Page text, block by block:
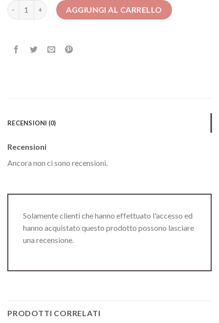
abiti twin set quantitàAGGIUNGI AL CARRELLO
RECENSIONI (0)
Recensioni
Ancora non ci sono recensioni.
Solamente clienti che hanno effettuato l'accesso ed
hanno acquistato questo prodotto possono lasciare
una recensione.
PRODOTTI CORRELATI